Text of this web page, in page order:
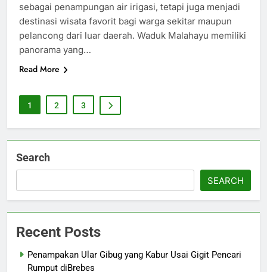
sebagai penampungan air irigasi, tetapi juga menjadi
destinasi wisata favorit bagi warga sekitar maupun
pelancong dari luar daerah. Waduk Malahayu memiliki
panorama yang…
Read More
1 2 3
Search
SEARCH
Recent Posts
Penampakan Ular Gibug yang Kabur Usai Gigit Pencari
Rumput diBrebes